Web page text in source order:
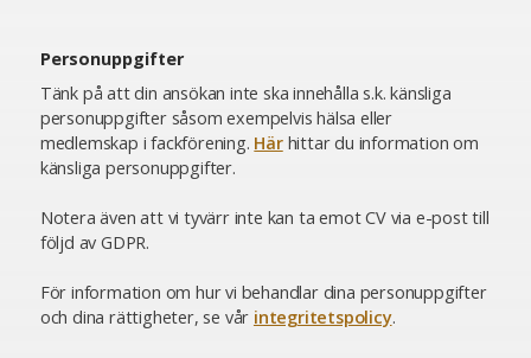
Personuppgifter
Tänk på att din ansökan inte ska innehålla s.k. känsliga
personuppgifter såsom exempelvis hälsa eller
medlemskap i fackförening. Härhittar du information om
känsliga personuppgifter.
Notera även att vi tyvärr inte kan ta emot CV via e-post till
följd av GDPR.
För information om hur vi behandlar dina personuppgifter
och dina rättigheter, se vår integritetspolicy.